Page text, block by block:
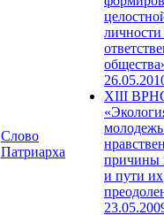
Слово
Патриарха
XIII
причины
и пути их